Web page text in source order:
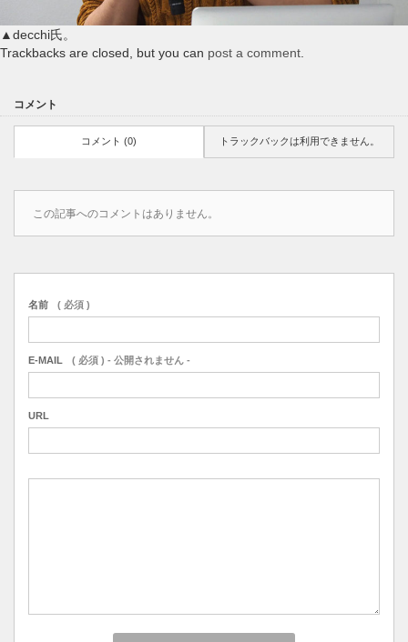
▲decchi氏。
Trackbacks are closed, but you can post a comment
コメント
コメント (0) トラックバックは利用できません。
この記事へのコメントはありません。
名前 ( 必須 )
E-MAIL ( 必須 ) - 公開されません -
URL